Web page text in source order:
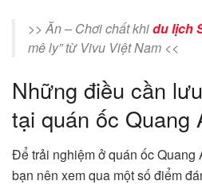
>> Ăn – Chơi chất khidu lịch
mê ly” từ Vivu Việt Nam <<
Những điều cần
tại quán ốc Quang
Để trải nghiệm ở quán ốc Quang
bạn nên xem qua một số điểm